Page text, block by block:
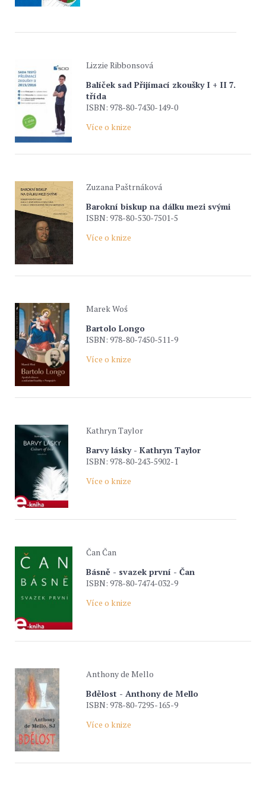
Lizzie Ribbonsová
Balíček sad Přijímací zkoušky I + II 7.
třída
ISBN: 978-80-7430-149-0
Více o knize
Zuzana Paštrnáková
Barokní biskup na dálku mezi svými
ISBN: 978-80-530-7501-5
Více o knize
Marek Woś
Bartolo Longo
ISBN: 978-80-7450-511-9
Více o knize
Kathryn Taylor
Barvy lásky - Kathryn Taylor
ISBN: 978-80-243-5902-1
Více o knize
Čan Čan
Básně - svazek první - Čan
ISBN: 978-80-7474-032-9
Více o knize
Anthony de Mello
Bdělost - Anthony de Mello
ISBN: 978-80-7295-165-9
Více o knize